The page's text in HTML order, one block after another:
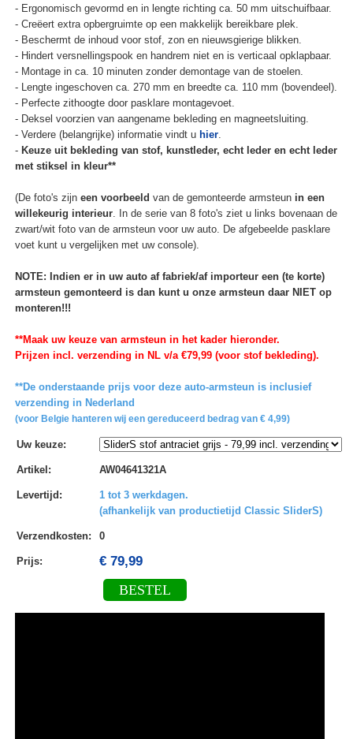
- Ergonomisch gevormd en in lengte richting ca. 50 mm uitschuifbaar.
- Creëert extra opbergruimte op een makkelijk bereikbare plek.
- Beschermt de inhoud voor stof, zon en nieuwsgierige blikken.
- Hindert versnellingspook en handrem niet en is verticaal opklapbaar.
- Montage in ca. 10 minuten zonder demontage van de stoelen.
- Lengte ingeschoven ca. 270 mm en breedte ca. 110 mm (bovendeel).
- Perfecte zithoogte door pasklare montagevoet.
- Deksel voorzien van aangename bekleding en magneetsluiting.
- Verdere (belangrijke) informatie vindt u hier.
- Keuze uit bekleding van stof, kunstleder, echt leder en echt leder
met stiksel in kleur**
(De foto's zijn een voorbeeld van de gemonteerde armsteun in een
willekeurig interieur. In de serie van 8 foto's ziet u links bovenaan de
zwart/wit foto van de armsteun voor uw auto. De afgebeelde pasklare
voet kunt u vergelijken met uw console).
NOTE: Indien er in uw auto af fabriek/af importeur een (te korte)
armsteun gemonteerd is dan kunt u onze armsteun daar NIET op
monteren!!!
**Maak uw keuze van armsteun in het kader hieronder.
Prijzen incl. verzending in NL v/a €79,99 (voor stof bekleding).
**De onderstaande prijs voor deze auto-armsteun is inclusief
verzending in Nederland
(voor Belgie hanteren wij een gereduceerd bedrag van € 4,99)
Uw keuze:
Artikel : AW04641321A
Levertijd :
1 tot 3 werkdagen.
(afhankelijk van productietijd Classic SliderS)
Verzendkosten: 0
Prijs: € 79,99
BESTEL